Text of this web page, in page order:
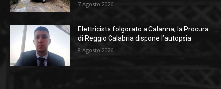
7 Agosto 2026
Elettricista folgorato a Calanna, la Procura
di Reggio Calabria dispone l’autopsia
8 Agosto 2026